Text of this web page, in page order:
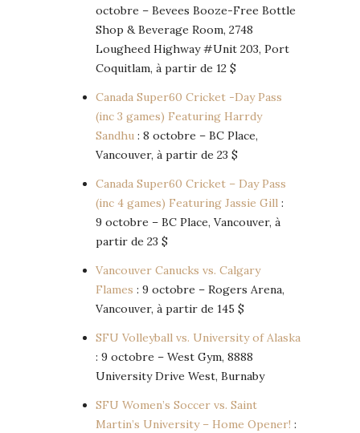
octobre – Bevees Booze-Free Bottle
Shop & Beverage Room, 2748
Lougheed Highway #Unit 203, Port
Coquitlam, à partir de 12 $
Canada Super60 Cricket -Day Pass
(inc 3 games) Featuring Harrdy
Sandhu : 8 octobre – BC Place,
Vancouver, à partir de 23 $
Canada Super60 Cricket – Day Pass
(inc 4 games) Featuring Jassie Gill :
9 octobre – BC Place, Vancouver, à
partir de 23 $
Vancouver Canucks vs. Calgary
Flames : 9 octobre – Rogers Arena,
Vancouver, à partir de 145 $
SFU Volleyball vs. University of Alaska
: 9 octobre – West Gym, 8888
University Drive West, Burnaby
SFU Women’s Soccer vs. Saint
Martin’s University – Home Opener! :